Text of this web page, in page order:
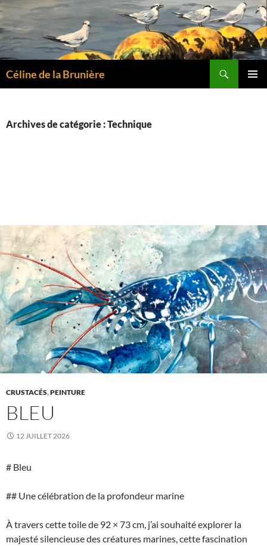
Aller
au
contenu
Céline de la Brunière
Archives de catégorie : Technique
CRUSTACÉS,PEINTURE
BLEU
12 JUILLET 2026
# Bleu
## Une célébration de la profondeur marine
À travers cette toile de 92 × 73 cm, j’ai souhaité explorer la
majesté silencieuse des créatures marines, cette fascination